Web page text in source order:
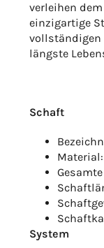
verleihen
einzigartige
vollständigen
längste
Schaft
System